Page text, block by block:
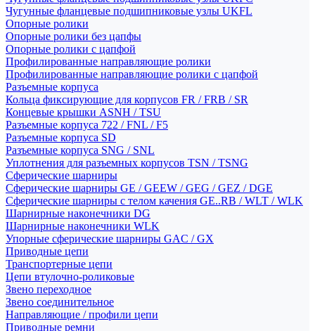
Чугунные фланцевые подшипниковые узлы UKFL
Опорные ролики
Опорные ролики без цапфы
Опорные ролики с цапфой
Профилированные направляющие ролики
Профилированные направляющие ролики с цапфой
Разъемные корпуса
Кольца фиксирующие для корпусов FR / FRB / SR
Концевые крышки ASNH / TSU
Разъемные корпуса 722 / FNL / F5
Разъемные корпуса SD
Разъемные корпуса SNG / SNL
Уплотнения для разъемных корпусов TSN / TSNG
Сферические шарниры
Сферические шарниры GE / GEEW / GEG / GEZ / DGE
Сферические шарниры с телом качения GE..RB / WLT / WLK
Шарнирные наконечники DG
Шарнирные наконечники WLK
Упорные сферические шарниры GAC / GX
Приводные цепи
Транспортерные цепи
Цепи втулочно-роликовые
Звено переходное
Звено соединительное
Направляющие / профили цепи
Приводные ремни